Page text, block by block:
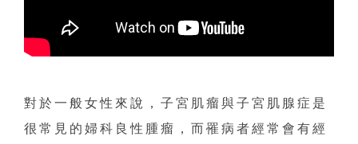
對於一般女性來說，子宮肌瘤與子宮肌腺症是
很常見的婦科良性腫瘤，而罹病者經常會有經